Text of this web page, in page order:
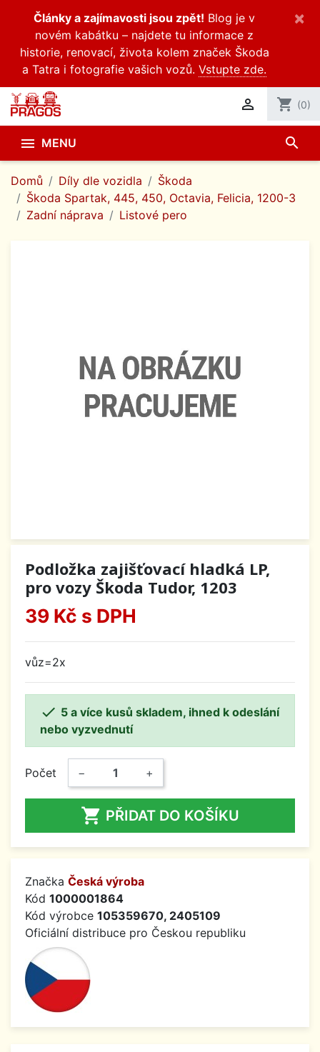
Články a zajímavosti jsou zpět! Blog je v
novém kabátku – najdete tu informace z
historie, renovací, života kolem značek Škoda
a Tatra i fotografie vašich vozů. Vstupte zde.
×
 shopping_cart (0)
 MENU search
Domů Díly dle vozidla
Škoda
Škoda Spartak, 445, 450, Octavia, Felicia, 1200-3
Zadní náprava
Listové pero
Podložka zajišťovací hladká LP,
pro vozy Škoda Tudor, 1203
39 Kč s DPH
vůz=2x
 5 a více kusů skladem, ihned k odeslání
nebo vyzvednutí
Počet − +
 PŘIDAT DO KOŠÍKU
Značka Česká výroba
Kód 1000001864
Kód výrobce 105359670, 2405109
Oficiální distribuce pro Českou republiku